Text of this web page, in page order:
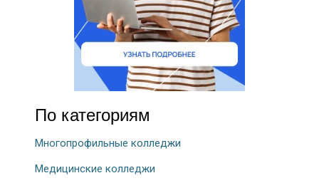
По категориям
Многопрофильные колледжи
Медицинские колледжи